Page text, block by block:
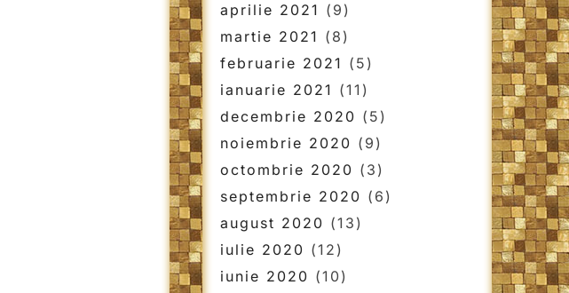
aprilie 2021 (9)
martie 2021 (8)
februarie 2021 (5)
ianuarie 2021 (11)
decembrie 2020 (5)
noiembrie 2020 (9)
octombrie 2020 (3)
septembrie 2020 (6)
august 2020 (13)
iulie 2020 (12)
iunie 2020 (10)